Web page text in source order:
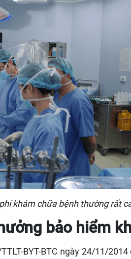
khám chữa bệnh thường rất
bảo hiểm
BYT-BTC ngày 24/11/2014